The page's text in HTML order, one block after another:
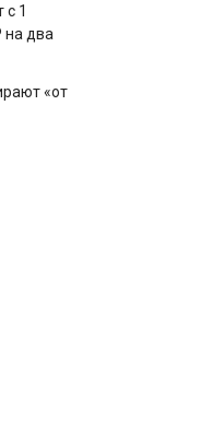
1
на два
«от